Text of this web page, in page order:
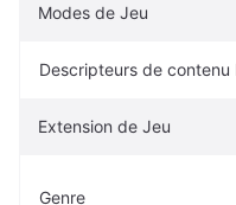
Modes de Jeu
Descripteurs de contenu
Extension de Jeu
Genre